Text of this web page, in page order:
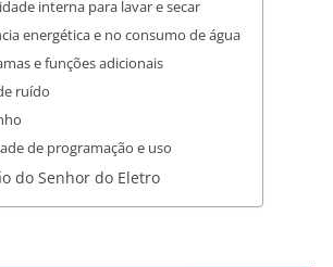
interna para lavar e secar
energética e no consumo de água
e funções adicionais
ruído
de programação e uso
do Senhor do Eletro